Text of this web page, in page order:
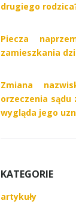
drugiego
Piecza
zamieszkania
Zmiana
orzeczenia sądu
wygląda jego
KATEGORIE
artykuły